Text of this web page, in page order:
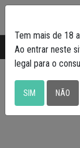
Tem mais de 18
Ao entrar neste
legal para o
SIM NÃO